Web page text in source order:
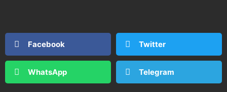
Facebook Twitter
WhatsApp Telegram